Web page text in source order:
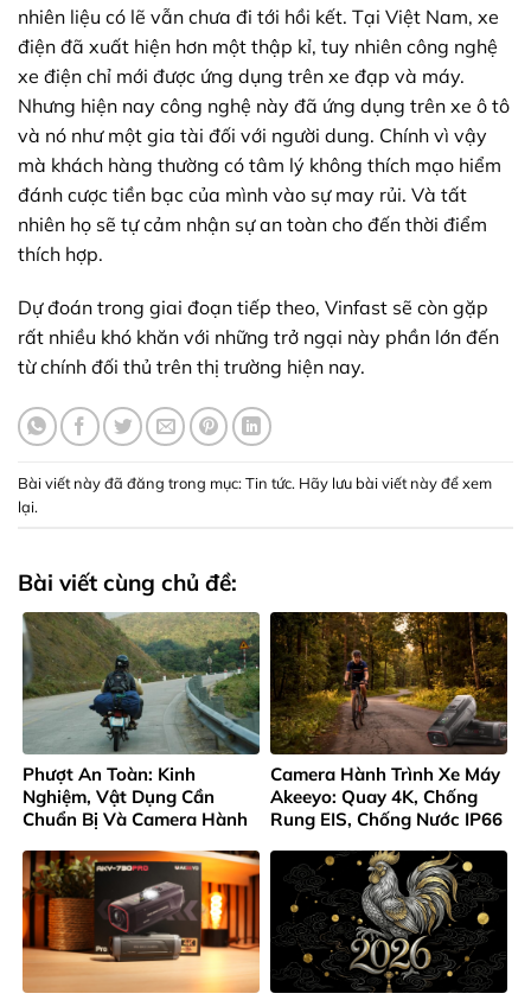
nhiên liệu có lẽ vẫn chưa đi tới hồi kết. Tại Việt Nam, xe
điện đã xuất hiện hơn một thập kỉ, tuy nhiên công nghệ
xe điện chỉ mới được ứng dụng trên xe đạp và máy.
Nhưng hiện nay công nghệ này đã ứng dụng trên xe ô tô
và nó như một gia tài đối với người dung. Chính vì vậy
mà khách hàng thường có tâm lý không thích mạo hiểm
đánh cược tiền bạc của mình vào sự may rủi. Và tất
nhiên họ sẽ tự cảm nhận sự an toàn cho đến thời điểm
thích hợp.
Dự đoán trong giai đoạn tiếp theo, Vinfast sẽ còn gặp
rất nhiều khó khăn với những trở ngại này phần lớn đến
từ chính đối thủ trên thị trường hiện nay.
Bài viết này đã đăng trong mục:Tin tức. Hãy lưu bài viết này để xem
lại.
Bài viết cùng chủ đề:
Phượt An Toàn: Kinh
Nghiệm, Vật Dụng Cần
Chuẩn Bị Và Camera Hành
Camera Hành Trình Xe Máy
Akeeyo: Quay 4K, Chống
Rung EIS, Chống Nước IP66